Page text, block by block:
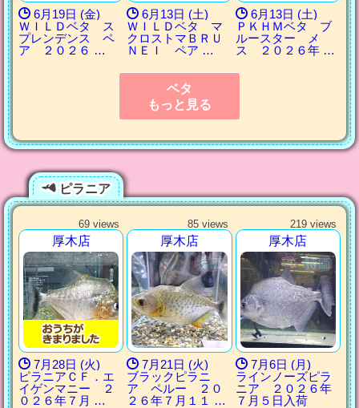
6月19日 (金)
ＷＩＬＤベタ ス
プレンデンス ペ
ア ２０２６ …
6月13日 (土)
ＷＩＬＤベタ マ
クロストマＢＲＵ
ＮＥＩ ペア …
6月13日 (土)
ＰＫＨＭベタ ブ
ルースター メ
ス ２０２６年 …
ベタ
もっと見る
ピラニア
69 views
厚木店
7月28日 (火)
ピラニアＣＦ．エ
イゲンマニー ２
０２６年７月 …
85 views
厚木店
7月21日 (火)
ブラックピラニ
ア ペルー ２０
２６年７月１１ …
219 views
厚木店
7月6日 (月)
ラインノーズピラ
ニア ２０２６年
７月５日入荷